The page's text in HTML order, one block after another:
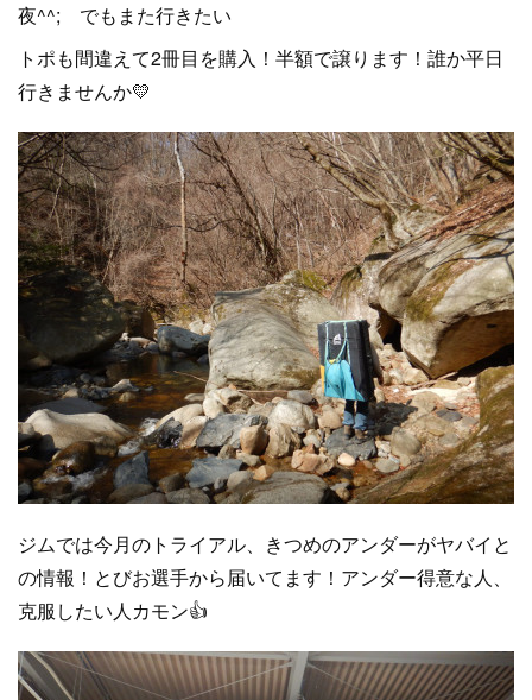
夜^^; でもまた行きたい
トポも間違えて2冊目を購入！半額で譲ります！誰か平日
行きませんか💛
ジムでは今月のトライアル、きつめのアンダーがヤバイと
の情報！とびお選手から届いてます！アンダー得意な人、
克服したい人カモン👍